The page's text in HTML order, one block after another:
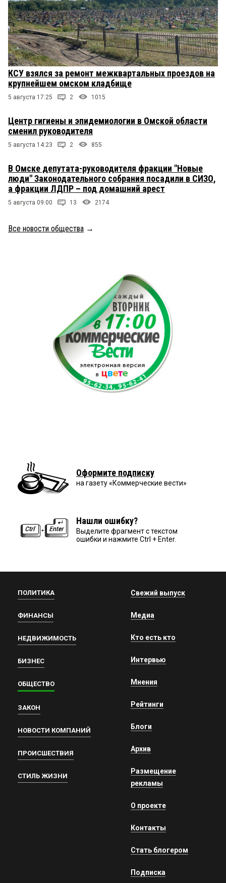
КСУ взялся за ремонт межквартальных проездов на
крупнейшем омском кладбище
5 августа 17:25 2 1015
Центр гигиены и эпидемиологии в Омской области
сменил руководителя
5 августа 14:23 2 855
В Омске депутата-руководителя фракции "Новые
люди" Законодательного собрания посадили в СИЗО,
а фракции ЛДПР – под домашний арест
5 августа 09:00 13 2174
Все новости общества →
Оформите подписку
на газету «Коммерческие вести»
Нашли ошибку?
Выделите фрагмент с текстом
ошибки и нажмите Ctrl + Enter.
ПОЛИТИКА
ФИНАНСЫ
НЕДВИЖИМОСТЬ
БИЗНЕС
ОБЩЕСТВО
ЗАКОН
НОВОСТИ КОМПАНИЙ
ПРОИСШЕСТВИЯ
СТИЛЬ ЖИЗНИ
Свежий выпуск
Медиа
Кто есть кто
Интервью
Мнения
Рейтинги
Блоги
Архив
Размещение
рекламы
О проекте
Контакты
Стать блогером
Подписка